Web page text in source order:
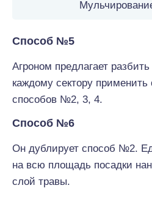
Способ №5
Агроном предлагает
каждому сектору
способов №2, 3, 4.
Способ №6
Он дублирует способ №2.
на всю площадь посадки
слой травы.